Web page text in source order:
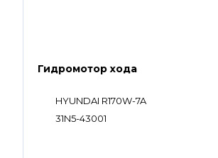
Гидромотор хода
HYUNDAI R170W-7A
31N5-43001